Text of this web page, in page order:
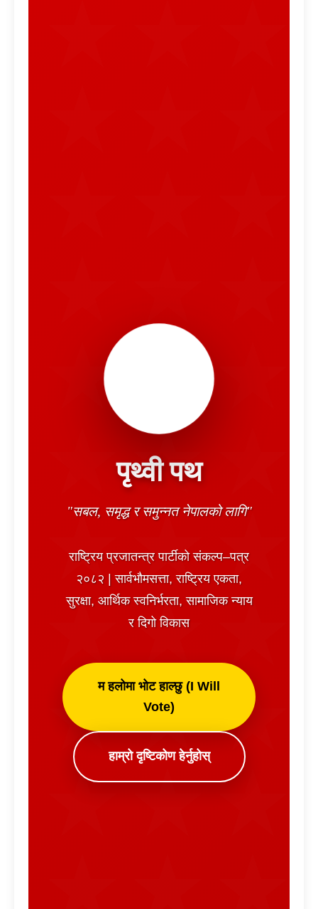
हलो
पृथ्वी पथ
"सबल, समृद्ध र समुन्नत नेपालको लागि"
राष्ट्रिय प्रजातन्त्र पार्टीको संकल्प–पत्र
२०८२ | सार्वभौमसत्ता, राष्ट्रिय एकता,
सुरक्षा, आर्थिक स्वनिर्भरता, सामाजिक न्याय
र दिगो विकास
म हलोमा भोट हाल्छु (I Will
Vote)
हाम्रो दृष्टिकोण हेर्नुहोस्